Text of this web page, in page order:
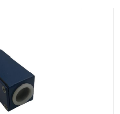
滑线指示灯
光电开关